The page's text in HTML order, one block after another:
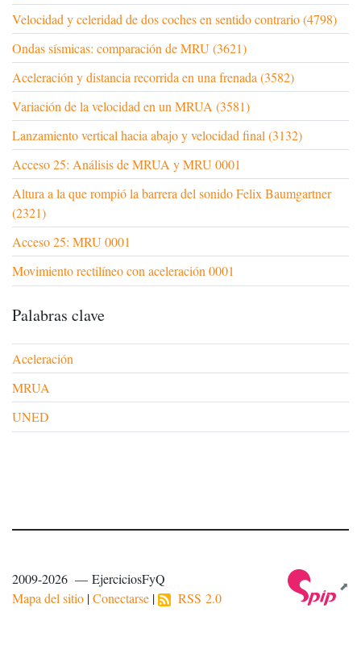
Velocidad y celeridad de dos coches en sentido contrario (4798)
Ondas sísmicas: comparación de MRU (3621)
Aceleración y distancia recorrida en una frenada (3582)
Variación de la velocidad en un MRUA (3581)
Lanzamiento vertical hacia abajo y velocidad final (3132)
Acceso 25: Análisis de MRUA y MRU 0001
Altura a la que rompió la barrera del sonido Felix Baumgartner
(2321)
Acceso 25: MRU 0001
Movimiento rectilíneo con aceleración 0001
Palabras clave
Aceleración
MRUA
UNED
2009-2026 — EjerciciosFyQ
Mapa del sitio |Conectarse | RSS 2.0